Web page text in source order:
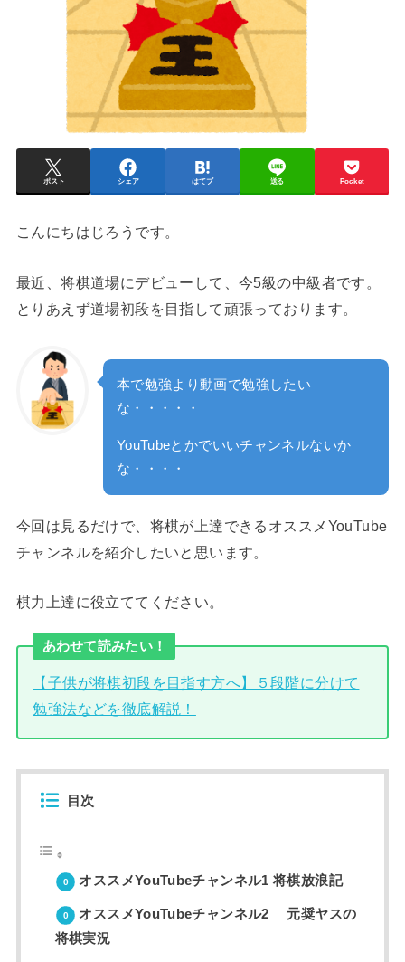
ポスト シェア はてブ 送る Pocket
こんにちはじろうです。
最近、将棋道場にデビューして、今5級の中級者です。
とりあえず道場初段を目指して頑張っております。
本で勉強より動画で勉強したい
な・・・・・
YouTubeとかでいいチャンネルないか
な・・・・
今回は見るだけで、将棋が上達できるオススメYouTube
チャンネルを紹介したいと思います。
棋力上達に役立ててください。
あわせて読みたい！
【子供が将棋初段を目指す方へ】５段階に分けて
勉強法などを徹底解説！
目次
オススメYouTubeチャンネル1 将棋放浪記
オススメYouTubeチャンネル2 元奨ヤスの
将棋実況